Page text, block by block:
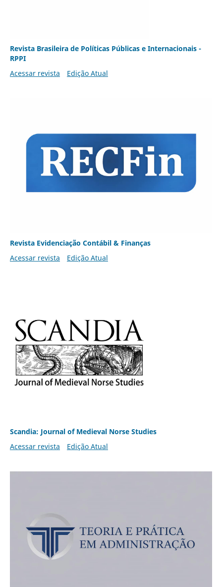
Revista Brasileira de Políticas Públicas e Internacionais -
RPPI
Acessar revista
Edição Atual
Revista Evidenciação Contábil & Finanças
Acessar revista
Edição Atual
Scandia: Journal of Medieval Norse Studies
Acessar revista
Edição Atual